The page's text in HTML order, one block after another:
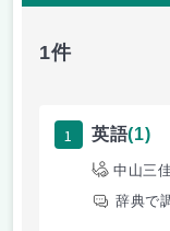
1件
1 英語(1)
中山三
辞典で